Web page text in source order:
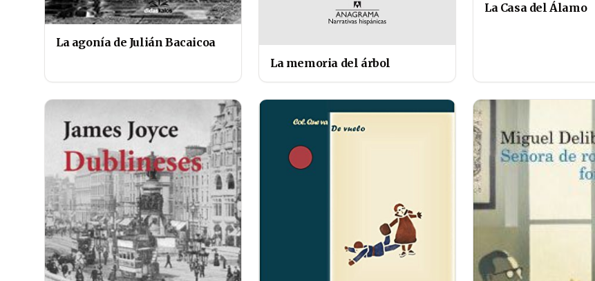
La agonía de Julián Bacaicoa
La memoria del árbol
La Casa del Álamo